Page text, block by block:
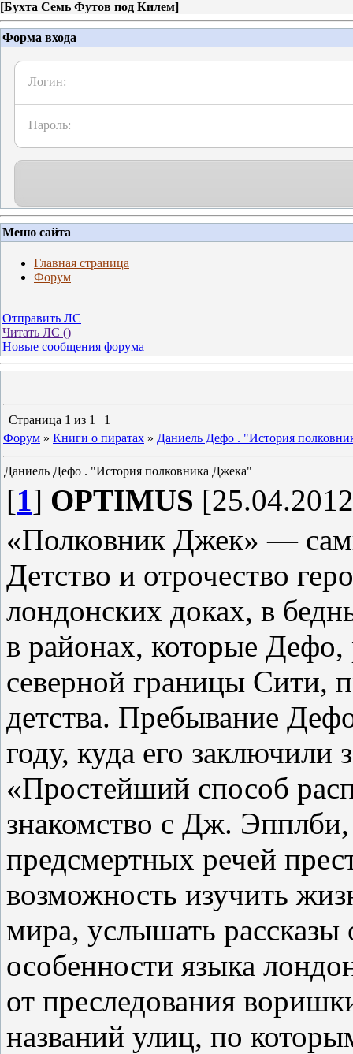
[Бухта Семь Футов под Килем]
Форма входа
Логин:
Пароль:
Меню сайта
Главная страница
Форум
Отправить ЛС
Читать ЛС ()
Новые сообщения форума
Страница 1 из 1
1
Форум » Книги о пиратах » Даниель Дефо . "История
Даниель Дефо . "История полковника Джека"
[1] OPTIMUS
«Полковник Джек» —
Детство и отрочество
лондонских доках, в
в районах, которые
северной границы Сити,
детства. Пребывание
году, куда его
«Простейший способ
знакомство с Дж. Эпплби,
предсмертных речей
возможность изучить
мира, услышать рассказы
особенности языка
от преследования
названий улиц, по